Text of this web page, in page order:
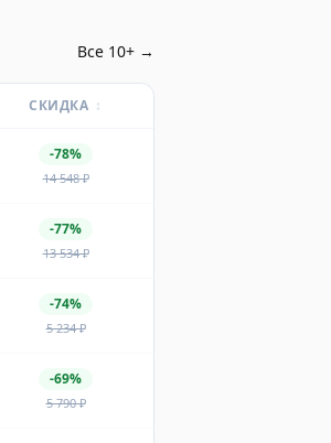
Все 10+ →
СКИДКА ↕
-78%
14 548₽
-77%
13 534₽
-74%
5 234₽
-69%
5 790₽